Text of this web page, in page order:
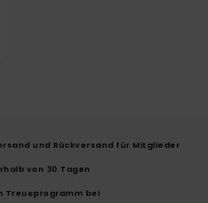
und Rückversand für Mitglieder
von 30 Tagen
Treueprogramm bei